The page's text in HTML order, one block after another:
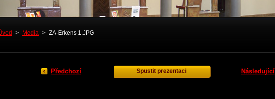
> Media > ZA-Erkens 1.JPG
Předchozí Spustit prezentaci Následující